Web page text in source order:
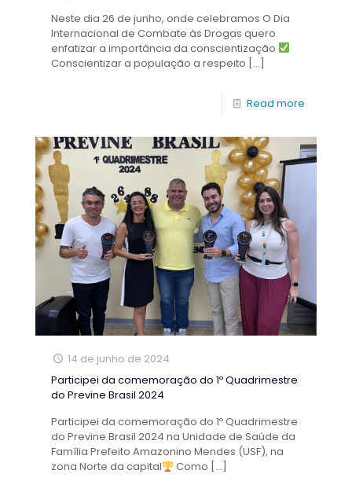
Neste dia 26 de junho, onde celebramos O Dia
Internacional de Combate às Drogas quero
enfatizar a importância da conscientização
Conscientizar a população a respeito […]
Read more
14 de junho de 2024
Participei da comemoração do 1º Quadrimestre
do Previne Brasil 2024
Participei da comemoração do 1º Quadrimestre
do Previne Brasil 2024 na Unidade de Saúde da
Família Prefeito Amazonino Mendes (USF), na
zona Norte da capital
Como […]